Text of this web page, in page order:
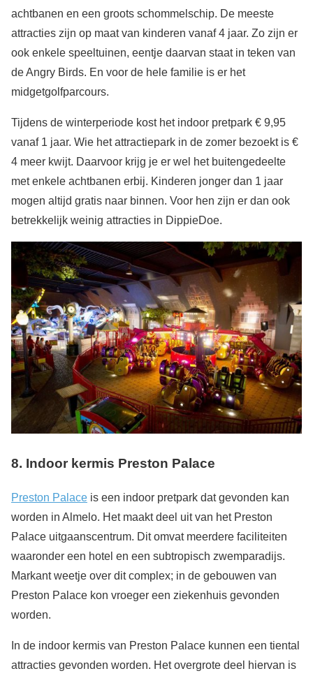
achtbanen en een groots schommelschip. De meeste
attracties zijn op maat van kinderen vanaf 4 jaar. Zo zijn er
ook enkele speeltuinen, eentje daarvan staat in teken van
de Angry Birds. En voor de hele familie is er het
midgetgolfparcours.
Tijdens de winterperiode kost het indoor pretpark € 9,95
vanaf 1 jaar. Wie het attractiepark in de zomer bezoekt is €
4 meer kwijt. Daarvoor krijg je er wel het buitengedeelte
met enkele achtbanen erbij. Kinderen jonger dan 1 jaar
mogen altijd gratis naar binnen. Voor hen zijn er dan ook
betrekkelijk weinig attracties in DippieDoe.
8. Indoor kermis Preston Palace
Preston Palace is een indoor pretpark dat gevonden kan
worden in Almelo. Het maakt deel uit van het Preston
Palace uitgaanscentrum. Dit omvat meerdere faciliteiten
waaronder een hotel en een subtropisch zwemparadijs.
Markant weetje over dit complex; in de gebouwen van
Preston Palace kon vroeger een ziekenhuis gevonden
worden.
In de indoor kermis van Preston Palace kunnen een tiental
attracties gevonden worden. Het overgrote deel hiervan is